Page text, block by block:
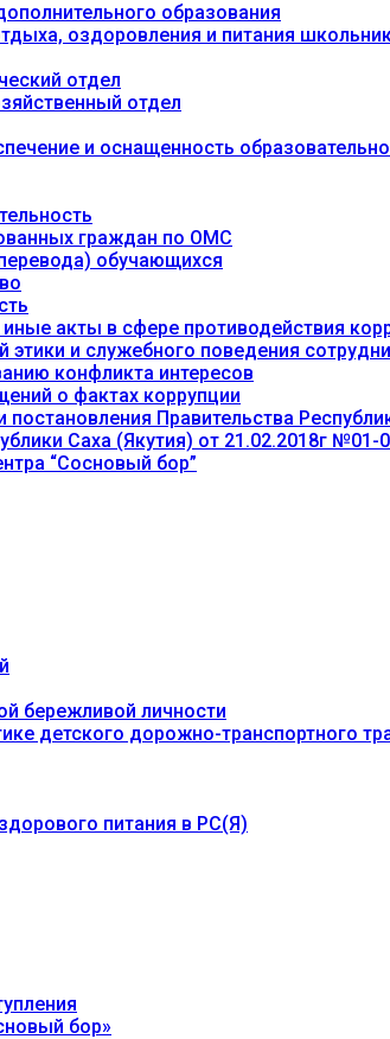
образования
оздоровления и питания
отдел
отдел
и оснащенность
граждан по ОМС
обучающихся
акты в сфере противодействия
этики и служебного поведения
конфликта интересов
о фактах коррупции
Правительства
Саха (Якутия) от 21.02.2018г №01-
“Сосновый бор”
бережливой личности
детского дорожно-транспортного
питания в РС(Я)
бор»